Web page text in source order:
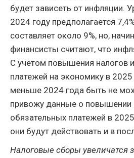
будет зависеть от инфляции.
2024 году предполагается
составляет около 9%, но,
финансисты считают, что
С учетом повышения налогов
платежей на экономику в
меньше 2024 года быть не
привожу данные о повышении
обязательных платежей в
они будут действовать и в
Налоговые сборы увеличатся